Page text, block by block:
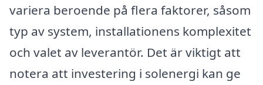
variera beroende på flera faktorer, såsom
typ av system, installationens komplexitet
och valet av leverantör. Det är viktigt att
notera att investering i solenergi kan ge